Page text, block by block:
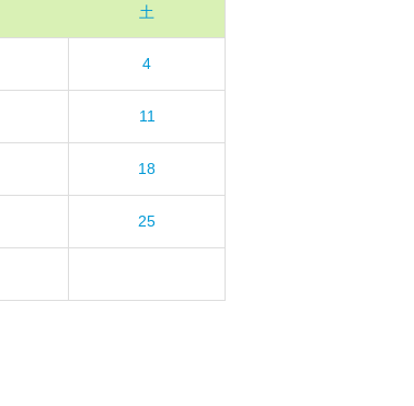
土
4
11
18
25